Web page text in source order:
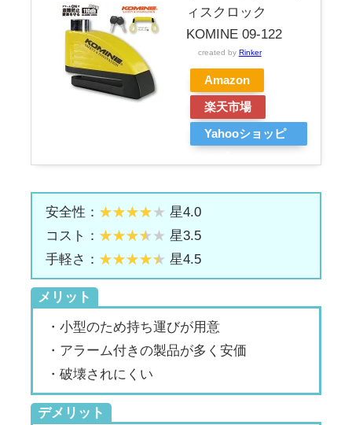
ィスクロック
KOMINE 09-122
created by Rinker
Amazon
楽天市場
Yahooショッピ
安全性：
星4.0
コスト：
星3.5
手軽さ：
星4.5
メリット
・小型のため持ち運びが用意
・アラーム付きの製品が多く安価
・破壊されにくい
デメリット